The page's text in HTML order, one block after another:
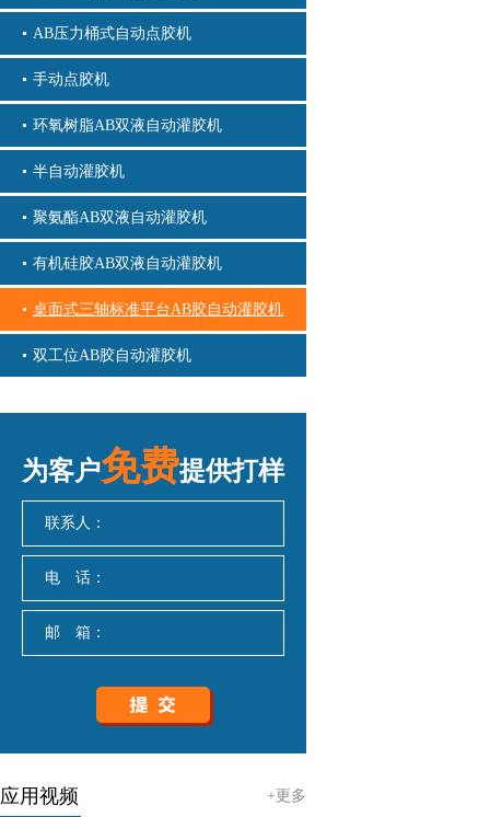
AB压力桶式自动点胶机
手动点胶机
环氧树脂AB双液自动灌胶机
半自动灌胶机
聚氨酯AB双液自动灌胶机
有机硅胶AB双液自动灌胶机
桌面式三轴标准平台AB胶自动灌胶机
双工位AB胶自动灌胶机
为客户免费提供打样
联系人：
电 话：
邮 箱：
应用视频 +更多